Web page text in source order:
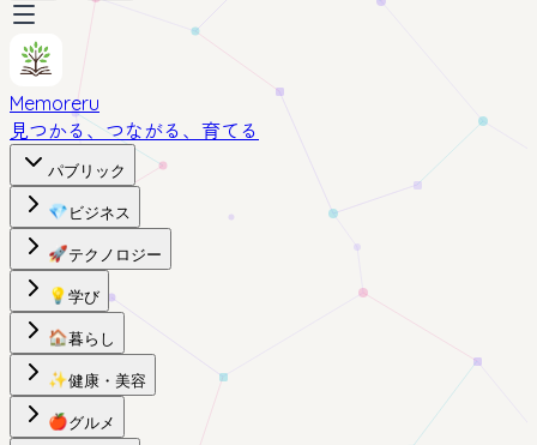
Memoreru
見つかる、つながる、育てる
パブリック
💎 ビジネス
🚀テクノロジー
💡 学び
🏠暮らし
✨健康・美容
🍎グルメ